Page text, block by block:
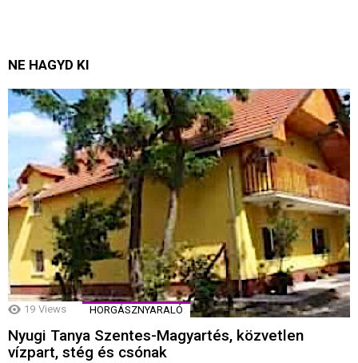
NE HAGYD KI
19 Views HORGÁSZNYARALÓ
Nyugi Tanya Szentes-Magyartés, közvetlen
vízpart, stég és csónak